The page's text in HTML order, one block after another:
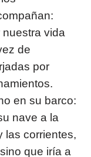
vida
de
por
en su barco:
nave a la
las corrientes,
que iría a